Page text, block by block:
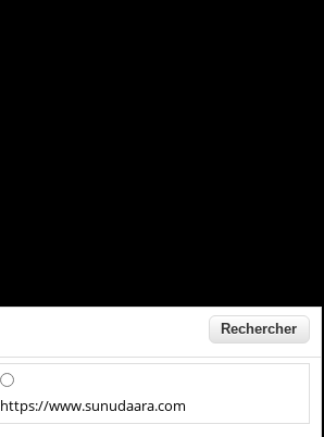
https://www.sunudaara.com